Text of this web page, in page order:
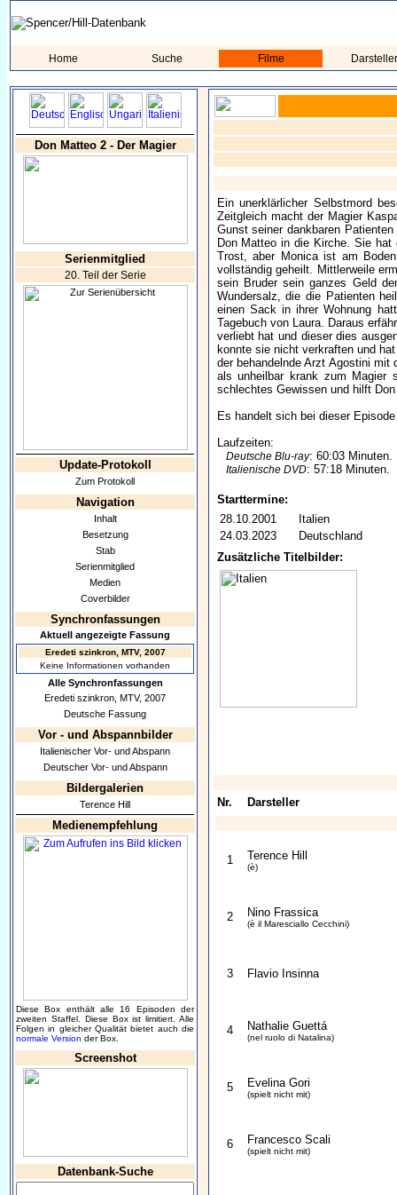
Home Suche Filme Darsteller
Don Matteo 2 - Der Magier
Serienmitglied
20. Teil der Serie
Update-Protokoll
Zum Protokoll
Navigation
Inhalt
Besetzung
Stab
Serienmitglied
Medien
Coverbilder
Synchronfassungen
Aktuell angezeigte Fassung
Eredeti szinkron, MTV, 2007
Keine Informationen vorhanden
Alle Synchronfassungen
Eredeti szinkron, MTV, 2007
Deutsche Fassung
Vor - und Abspannbilder
Italienischer Vor- und Abspann
Deutscher Vor- und Abspann
Bildergalerien
Terence Hill
Medienempfehlung
Diese Box enthält alle 16 Episoden der
zweiten Staffel. Diese Box ist limitiert. Alle
Folgen in gleicher Qualität bietet auch die
normale Version der Box.
Screenshot
Datenbank-Suche
Ein unerklärlicher Selbstmord
Zeitgleich macht der Magier
Gunst seiner dankbaren
Don Matteo in die Kirche. Sie
Trost, aber Monica ist am
vollständig geheilt. Mittlerweile
sein Bruder sein ganzes Geld
Wundersalz, die die Patienten
einen Sack in ihrer Wohnung
Tagebuch von Laura. Daraus
verliebt hat und dieser dies
konnte sie nicht verkraften und
der behandelnde Arzt Agostini
als unheilbar krank zum Magier
schlechtes Gewissen und hilft
Es handelt sich bei dieser
Laufzeiten:
Deutsche Blu-ray: 60:03 Minuten.
Italienische DVD: 57:18 Minuten.
Starttermine:
28.10.2001
Italien
24.03.2023
Deutschland
Zusätzliche Titelbilder:
Nr. Darsteller
1 Terence Hill
(è)
2 Nino Frassica
(è il Maresciallo Cecchini)
3 Flavio Insinna
4 Nathalie Guettá
(nel ruolo di Natalina)
5 Evelina Gori
(spielt nicht mit)
6 Francesco Scali
(spielt nicht mit)